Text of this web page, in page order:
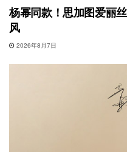
杨幂同款！思加图爱丽
风
2026年8月7日